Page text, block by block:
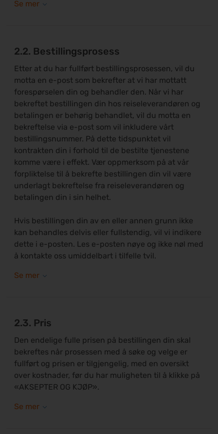
2.2. Bestillingsprosess
Etter at du har fullført bestillingsprosessen, vil du
motta en e-post som bekrefter at vi har mottatt
forespørselen din og behandler den. Når vi har
bekreftet bestillingen din hos reiseleverandøren og
betalingen er behørig behandlet, vil du motta en
bekreftelse via e-post som vil inkludere vårt
bestillingsnummer. På dette tidspunktet vil
kontrakten din i forhold til de bestilte tjenestene
komme være i effekt. Vær oppmerksom på at vår
forpliktelse til å bekrefte bestillingen din vil være
underlagt bekreftelse fra reiseleverandøren og
betalingen din i sin helhet.
Hvis bestillingen din av en eller annen grunn ikke
kan behandles delvis eller fullstendig, vil vi indikere
dette i e-posten. Les e-posten nøye og ikke nøl med
å kontakte oss umiddelbart i tilfelle tvil.
2.3. Pris
Den endelige fulle prisen på bestillingen din skal
bekreftes når prosessen med å søke og velge er
fullført og prisen er tilgjengelig, med en oversikt
over kostnader, før du har muligheten til å klikke på
«AKSEPTER OG KJØP».